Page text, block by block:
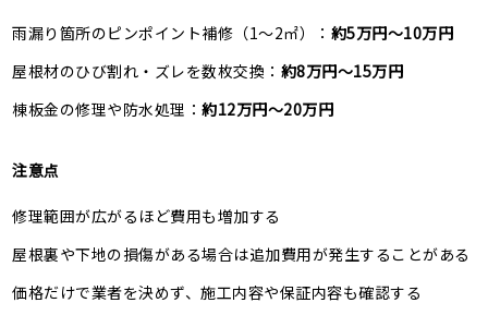
雨漏り箇所のピンポイント補修（1～2㎡）： 約5万円～10万円
屋根材のひび割れ・ズレを数枚交換： 約8万円～15万円
棟板金の修理や防水処理：約12万円～20万円
注意点
修理範囲が広がるほど費用も増加する
屋根裏や下地の損傷がある場合は追加費用が発生することがある
価格だけで業者を決めず、施工内容や保証内容も確認する